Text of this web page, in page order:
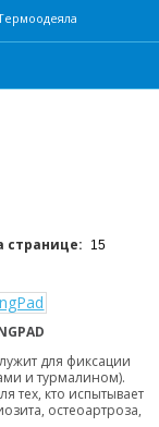
странице:
для фиксации
и турмалином).
тех, кто испытывает
остеоартроза,